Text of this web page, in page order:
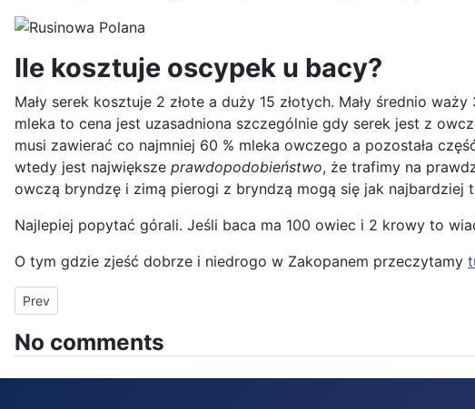
Ile kosztuje oscypek u bacy?
Mały serek kosztuje 2 złote a duży 15 złotych. Mały średnio
mleka to cena jest uzasadniona szczególnie gdy serek jest z
musi zawierać co najmniej 60 % mleka owczego a pozostała
wtedy jest największe prawdopodobieństwo, że trafimy na
owczą bryndzę i zimą pierogi z bryndzą mogą się jak najbardziej
Najlepiej popytać górali. Jeśli baca ma 100 owiec i 2 krowy to
O tym gdzie zjeść dobrze i niedrogo w Zakopanem przeczytamy
Previous article: Ciekawostki o przebiśniegu - pierwszym zwiastunie wiosny
Prev
No comments